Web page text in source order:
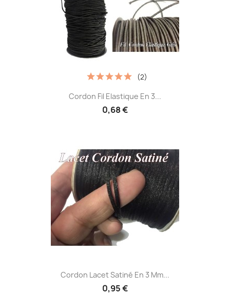
Cordon Fil Elastique En 3...
0,68 €
(2)
Cordon Lacet Satiné En 3 Mm...
0,95 €